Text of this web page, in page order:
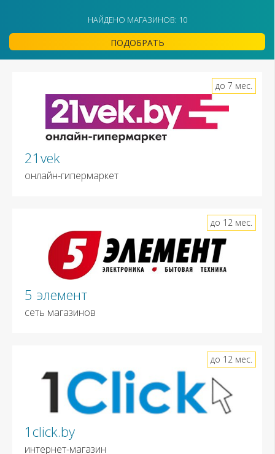
НАЙДЕНО МАГАЗИНОВ: 10
ПОДОБРАТЬ
21vek
онлайн-гипермаркет
до 7 мес.
5 элемент
сеть магазинов
до 12 мес.
1click.by
интернет-магазин
до 12 мес.